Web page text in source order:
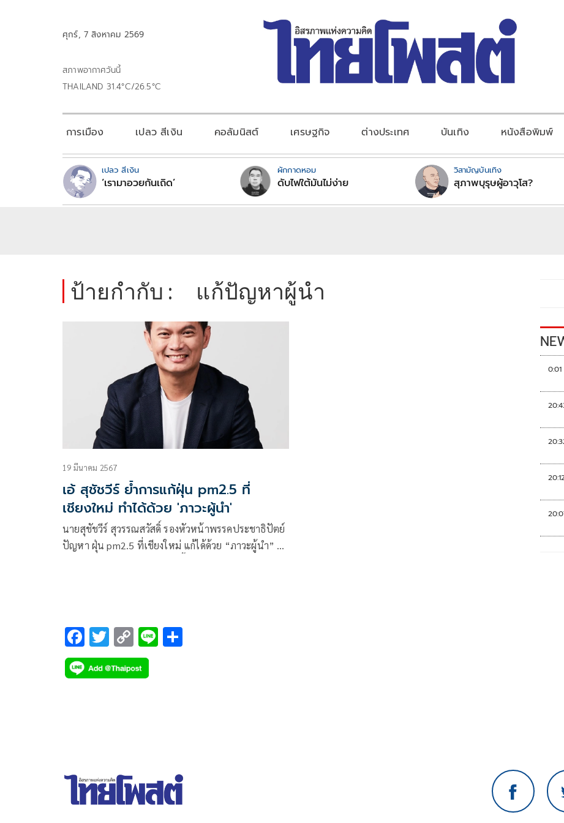
ศุกร์, 7 สิงหาคม 2569
สภาพอากาศวันนี้
THAILAND 31.4°C/26.5°C
การเมือง เปลว สีเงิน คอลัมนิสต์ เศรษฐกิจ ต่างประเทศ บันเทิง หนังสือพิมพ์
เปลว สีเงิน
‘เรามาอวยกันเถิด’
ผักกาดหอม
ดับไฟใต้มันไม่ง่าย
วิสามัญบันเทิง
สุภาพบุรุษผู้อาวุโส?
ป้ายกำกับ : แก้ปัญหาผู้นำ
19 มีนาคม 2567
เอ้ สุชัชวีร์ ย้ำการแก้ฝุ่น pm2.5 ที่
เชียงใหม่ ทำได้ด้วย 'ภาวะผู้นำ'
นายสุชัชวีร์ สุวรรณสวัสดิ์ รองหัวหน้าพรรคประชาธิปัตย์
ปัญหา ฝุ่น pm2.5 ที่เชียงใหม่ แก้ได้ด้วย “ภาวะผู้นำ” น่า
F
ac
e
T
wi
tt
C
o
p
Li